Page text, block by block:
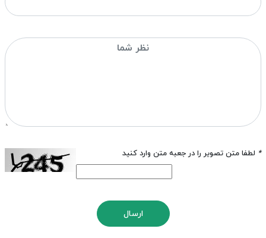
* لطفا متن تصویر را در جعبه متن وارد کنید
ارسال